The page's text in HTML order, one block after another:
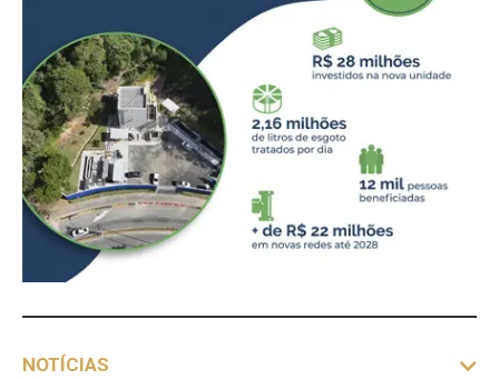
NOTÍCIAS